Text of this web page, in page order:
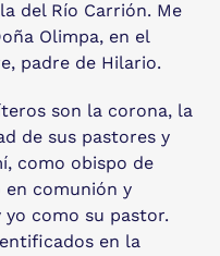
del Río Carrión. Me
Olimpa, en el
padre de Hilario.
son la corona, la
de sus pastores y
como obispo de
en comunión y
como su pastor.
en la